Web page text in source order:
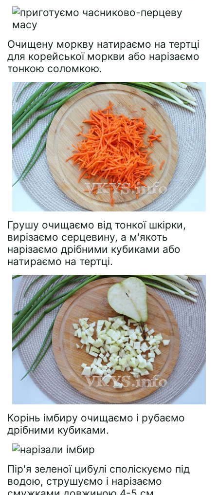
Очищену моркву натираємо на тертці
для корейської моркви або нарізаємо
тонкою соломкою.
Грушу очищаємо від тонкої шкірки,
вирізаємо серцевину, а м'якоть
нарізаємо дрібними кубиками або
натираємо на тертці.
Корінь імбиру очищаємо і рубаємо
дрібними кубиками.
Пір'я зеленої цибулі споліскуємо під
водою, струшуємо і нарізаємо